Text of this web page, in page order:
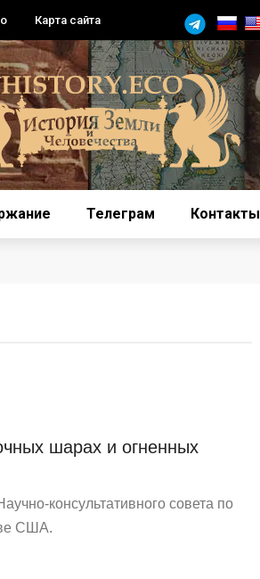
Карта сайта
Телеграм Контакты
шарах и огненных
консультативного совета по
США.